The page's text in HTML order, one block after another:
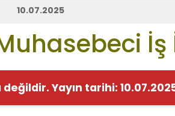
10.07.2025
İş
değildir. Yayın tarihi: